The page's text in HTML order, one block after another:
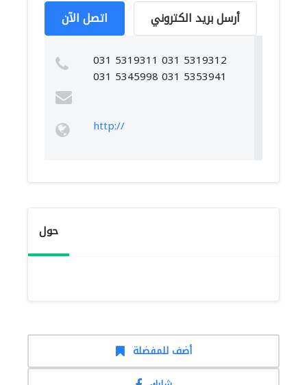
اتصل الآن أرسل بريد الكتروني
031 5319311 031 5319312
031 5345998 031 5353941
http://
حول
أضف للمفضلة